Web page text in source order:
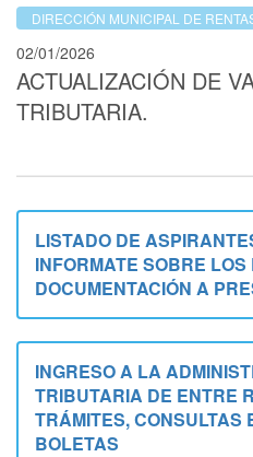
DIRECCIÓN MUNICIPAL DE
02/01/2026
ACTUALIZACIÓN DE
TRIBUTARIA.
LISTADO DE
INFORMATE SOBRE
DOCUMENTACIÓN A
INGRESO A LA
TRIBUTARIA DE ENTRE
TRÁMITES, CONSULTAS
BOLETAS